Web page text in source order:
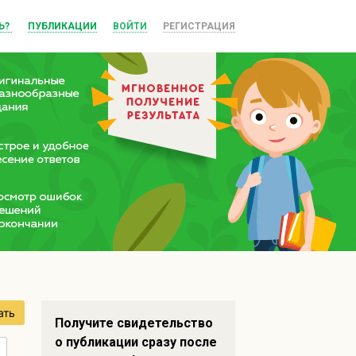
ПУБЛИКАЦИИ ВОЙТИ РЕГИСТРАЦИЯ
Получите свидетельство
о публикации сразу после